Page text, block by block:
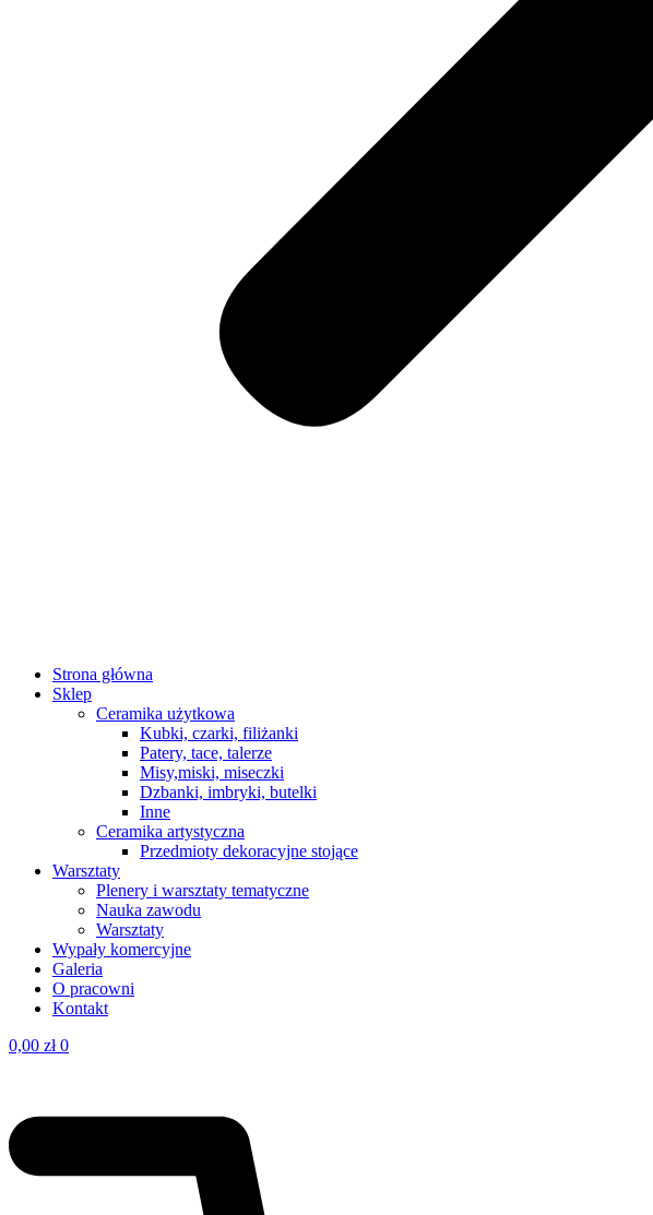
Strona główna
Sklep
Ceramika użytkowa
Kubki, czarki, filiżanki
Patery, tace, talerze
Misy,miski, miseczki
Dzbanki, imbryki, butelki
Inne
Ceramika artystyczna
Przedmioty dekoracyjne stojące
Warsztaty
Plenery i warsztaty tematyczne
Nauka zawodu
Warsztaty
Wypały komercyjne
Galeria
O pracowni
Kontakt
0,00 zł 0